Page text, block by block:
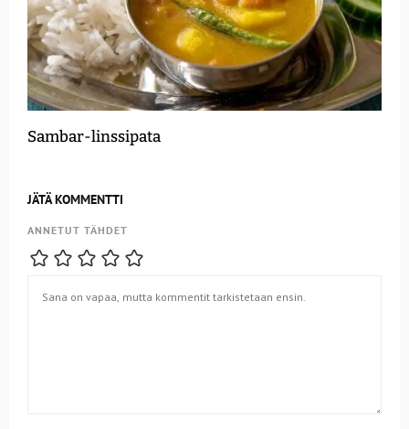
Sambar-linssipata
JÄTÄ KOMMENTTI
ANNETUT TÄHDET